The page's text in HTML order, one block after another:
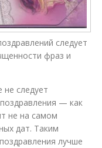
следует
фраз и
следует
— как
не на самом
дат. Таким
лучше